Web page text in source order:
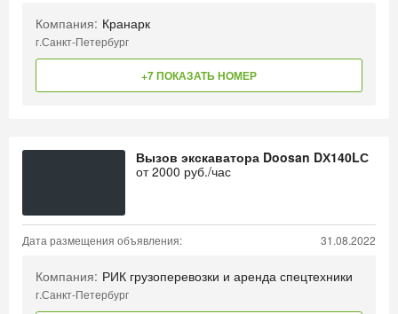
Компания: Кранарк
г.Санкт-Петербург
+7 ПОКАЗАТЬ НОМЕР
Вызов экскаватора Doosan DХ140LС
от2000 руб./час
Дата размещения объявления: 31.08.2022
Компания: РИК грузоперевозки и аренда спецтехники
г.Санкт-Петербург